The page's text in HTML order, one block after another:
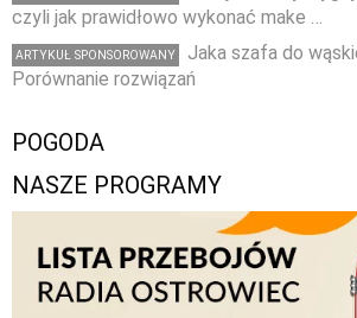
czyli jak prawidłowo wykonać make …
ARTYKUŁ SPONSOROWANY
Jaka szafa do
Porównanie rozwiązań
POGODA
NASZE PROGRAMY